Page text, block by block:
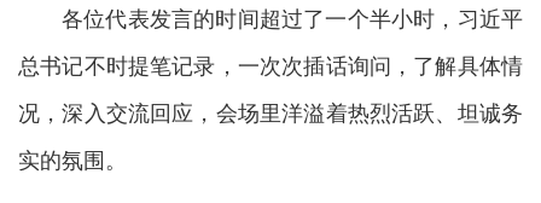
各位代表发言的时间超过了一个半小时，习近平
总书记不时提笔记录，一次次插话询问，了解具体情
况，深入交流回应，会场里洋溢着热烈活跃、坦诚务
实的氛围。